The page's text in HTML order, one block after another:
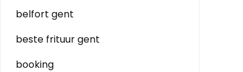
belfort gent
beste frituur gent
booking